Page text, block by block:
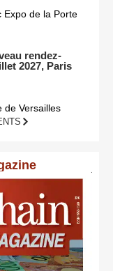
Expo de la Porte
rendez-
2027, Paris
de Versailles